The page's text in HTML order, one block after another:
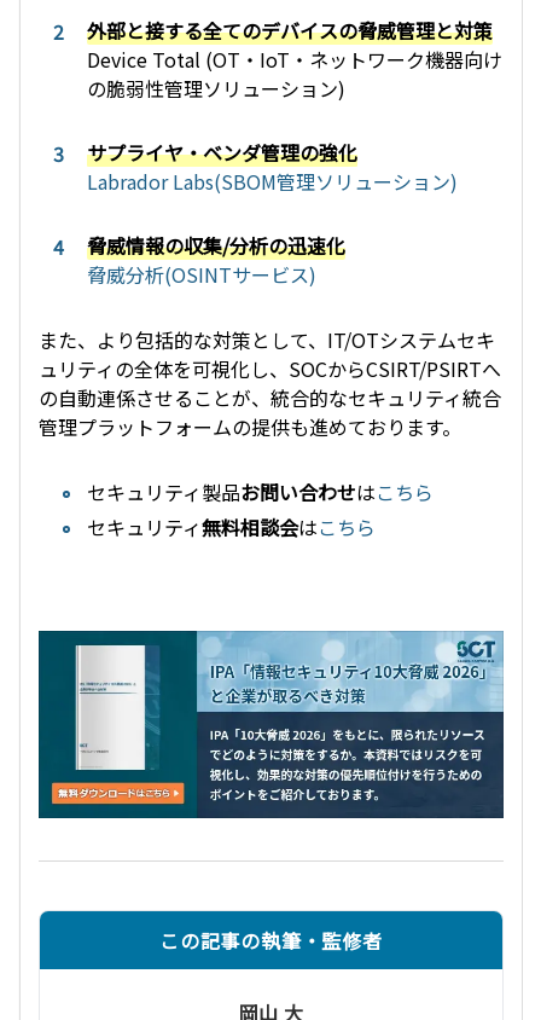
外部と接する全てのデバイスの脅威管理と対策
Device Total (OT ・ IoT ・ネットワーク機器向け
の脆弱性管理ソリューション)
サプライヤ・ベンダ管理の強化
Labrador Labs(SBOM管理ソリューション)
脅威情報の収集/分析の迅速化
脅威分析(OSINTサービス)
また、より包括的な対策として、IT/OTシステムセキ
ュリティの全体を可視化し、SOCからCSIRT/PSIRTへ
の自動連係させることが、統合的なセキュリティ統合
管理プラットフォームの提供も進めております。
セキュリティ製品お問い合わせはこちら
セキュリティ無料相談会はこちら
この記事の執筆・監修者
岡山 大